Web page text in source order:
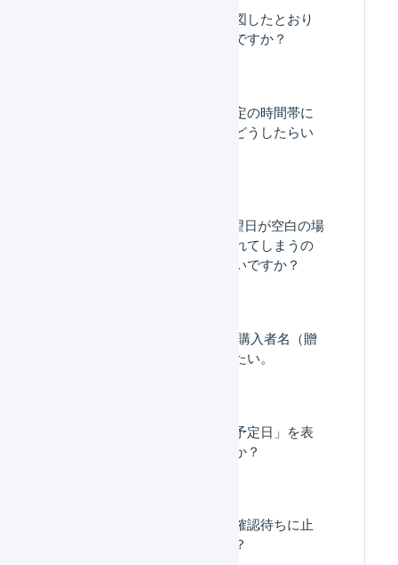
受注伝票のマクロが意図したとおり
適用されないのはなぜですか？
受注伝票のマクロを特定の時間帯に
のみ実行したい場合はどうしたらい
BOSS連携で​お届け希望​日が​空白の​場
合、​出荷が​後回しに​されてしまうの
ですが、​どう​したら​いいですか？​
「送り状 特記事項」に購入者名（贈
り主の名前）を追記したい。
納品書に「次回お届け予定日」を表
示することはできますか？
特定住所の受注伝票を確認待ちに止
めることはできますか？